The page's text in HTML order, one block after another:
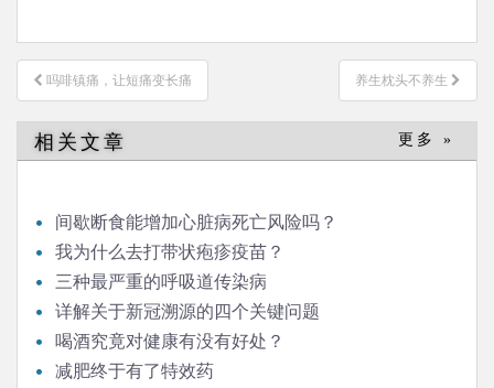
文
章
导
航
吗啡镇痛，让短痛变长痛 养生枕头不养生
相关文章 更多 »
间歇断食能增加心脏病死亡风险吗？
我为什么去打带状疱疹疫苗？
三种最严重的呼吸道传染病
详解关于新冠溯源的四个关键问题
喝酒究竟对健康有没有好处？
减肥终于有了特效药